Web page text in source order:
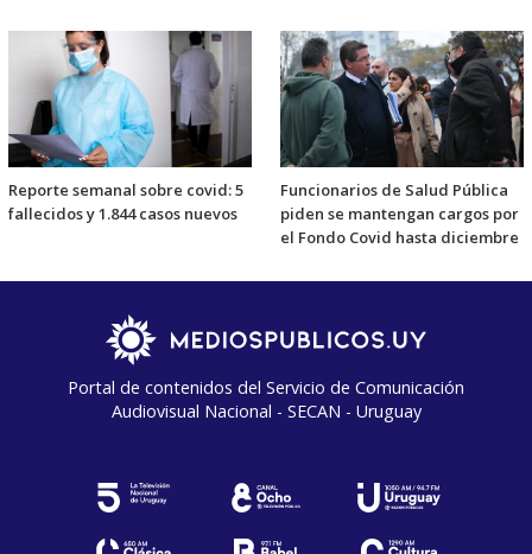
Reporte semanal sobre covid: 5
fallecidos y 1.844 casos nuevos
Funcionarios de Salud Pública
piden se mantengan cargos por
el Fondo Covid hasta diciembre
Portal de contenidos del Servicio de Comunicación
Audiovisual Nacional - SECAN - Uruguay